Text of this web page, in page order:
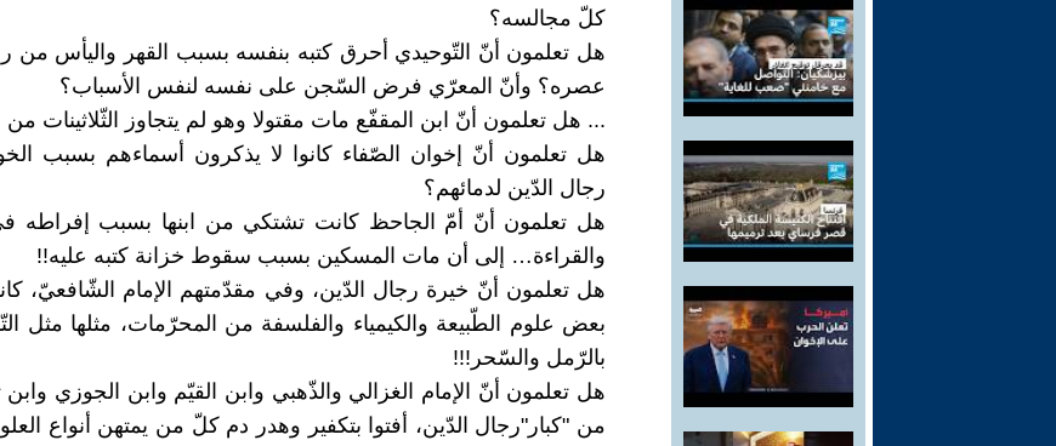
كلّ مجالسه؟
هل تعلمون أنّ التّوحيدي أحرق كتبه بنفسه بسبب القهر واليأس من
عصره؟ وأنّ المعرّي فرض السّجن على نفسه لنفس الأسباب؟
... هل تعلمون أنّ ابن المقفّع مات مقتولا وهو لم يتجاوز الثّلاثينات
هل تعلمون أنّ إخوان الصّفاء كانوا لا يذكرون أسماءهم بسبب
رجال الدّين لدمائهم؟
هل تعلمون أنّ أمّ الجاحظ كانت تشتكي من ابنها بسبب إفراطه
والقراءة… إلى أن مات المسكين بسبب سقوط خزانة كتبه عليه!!
هل تعلمون أنّ خيرة رجال الدّين، وفي مقدّمتهم الإمام الشّافعيّ،
بعض علوم الطّبيعة والكيمياء والفلسفة من المحرّمات، مثلها مثل
بالرّمل والسّحر!!!
هل تعلمون أنّ الإمام الغزالي والذّهبي وابن القيّم وابن الجوزي وابن
من "كبار"رجال الدّين، أفتوا بتكفير وهدر دم كلّ من يمتهن أنواع